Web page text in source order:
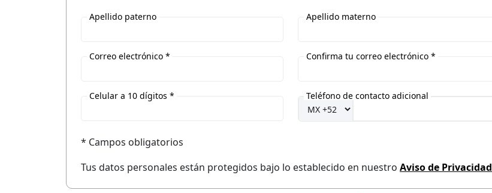
Apellido paterno Apellido materno
Correo electrónico * Confirma tu correo electrónico *
Celular a 10 dígitos * Teléfono de contacto adicional
* Campos obligatorios
Tus datos personales están protegidos bajo lo establecido en nuestro Aviso de Privacidad